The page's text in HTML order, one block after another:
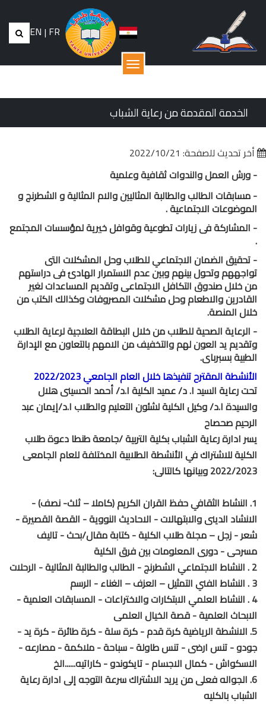
EN | FR
القائمة
الخدمة المقدمة من رعاية الشباب
أخر تحديث للصفحة: 2022/10/21
- ورش العمل والندوات ثقافية وعلمية
- مسابقات الطالب والطالبة المثاليين والام المثالية و الشطرنج و
الموضوعات الاجتماعية .
- المشاركة فى زيارات تطوعية وقوافل خيرية لمؤسسات المجتمع
.
- تحقيق الضمان الاجتماعي للطلاب وحل المشكلات التى
تواجههم وتحول بينهم وبين عدم الاستمرار الهادئ فى دراستهم
من خلال صندوق التكافل الاجتماعى وتقديم المساعدات لغير
القادرين والاطعام وحل مشكلات المصروفات وكذالك الكتب من
خلال المنصة.
- الرعاية الصحية للطلاب من خلال البطاقة العلاجية لرعاية الطلاب
وتقديم يد العون لهم والتخفيف من الامهم بالتعاون مع الإدارة
الطبية بسبرباى.
الأنشطة المقترح تنفيذها خلال العام الجامعي 2022/2023
تحت رعاية السيد ا. د/ عميد الكلية ا.د/ أحمد الحسينى هلال
والسيدة ا.د/ وكيل الكلية لشئون التعليم والطلاب ا.د/إيمان عبد
الرحيم صحصاح
يسر ادارة رعاية الشباب بكلية التربية /جامعة طنطا دعوة طلاب
الكلية للاشتراك في الأنشطة الطلابية المختلفة للعام الجامعى
2022/2023 وبيانها كالتالى:
1. النشاط الثقافي حفظ القران الكريم (كاملا – ثلث- نصف) -
الانشاد الدينى والابتهالات - الاحاديث النووية - القصة القصيرة -
شعر - زجل – مجلة طلاب الكلية - كتابة مقال/بحث - تاليف
مسرحى - دورى المعلومات بين فرق الكلية
2 . النشاط الاجتماعي الشطرنج - الطالب والطالبة المثالية - الرحلات
3 . النشاط الفني التمثيل – العزف – الغناء - الرسم
4 . النشاط العلمي الابتكارات والاختراعات - المسابقات العلمية -
الابحاث العلمية - قصة الخيال العلمى
5. الانشطة الرياضية كرة قدم - كرة سلة - كرة طائرة - كرة يد -
جودو - تنس ارضى - تنس طاولة - سباحة - ملاكمة - مصارعه -
الاسكواش - كمال الاجسام - تايكوندو - كاراتيه......الخ
6. الجواله فعلى من يريد الاشتراك سرعة التوجه إلى ادارة رعاية
الشباب بالكليه